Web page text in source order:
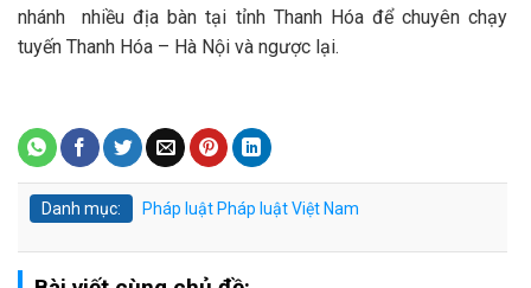
nhánh nhiều địa bàn tại tỉnh Thanh Hóa để chuyên chạy
tuyến Thanh Hóa – Hà Nội và ngược lại.
Danh mục: Pháp luật Pháp luật Việt Nam